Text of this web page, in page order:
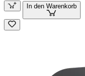
In den Warenkorb